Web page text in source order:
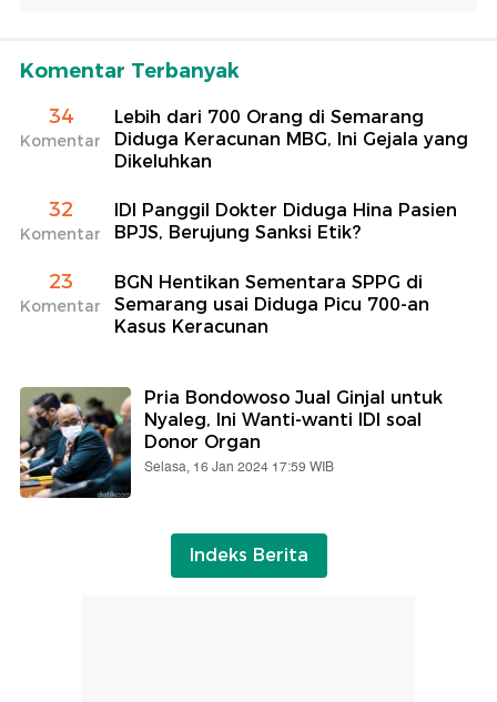
Komentar Terbanyak
34
Komentar
Lebih dari 700 Orang di Semarang
Diduga Keracunan MBG, Ini Gejala yang
Dikeluhkan
32
Komentar
IDI Panggil Dokter Diduga Hina Pasien
BPJS, Berujung Sanksi Etik?
23
Komentar
BGN Hentikan Sementara SPPG di
Semarang usai Diduga Picu 700-an
Kasus Keracunan
Pria Bondowoso Jual Ginjal untuk
Nyaleg, Ini Wanti-wanti IDI soal
Donor Organ
Selasa, 16 Jan 2024 17:59 WIB
Indeks Berita